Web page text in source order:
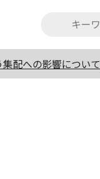
配への影響について